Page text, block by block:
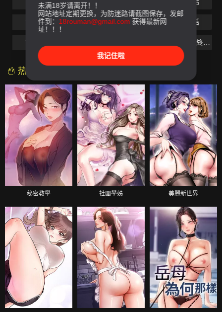
第29話 第30話 第32話
第33話 第34話 第35話 第36話
第40話-最終話（完结）
热门漫画
秘密教學 社團學姊 美麗新世界
未满18岁请离开！！
网站地址定期更换，为防迷路请截图保存，发邮
件到： 18rouman@gmail.com 获得最新网
址！！！
我记住啦